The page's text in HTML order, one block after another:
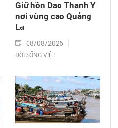
Giữ hồn Dao Thanh Y
nơi vùng cao Quảng
La
08/08/2026
ĐỜI SỐNG VIỆT